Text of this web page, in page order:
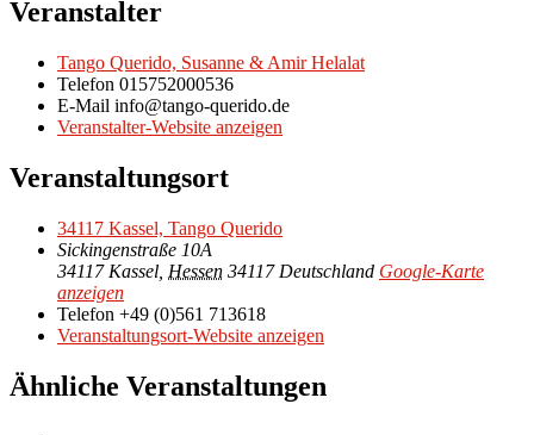
Veranstalter
Tango Querido, Susanne & Amir Helalat
Telefon 015752000536
E-Mail info@tango-querido.de
Veranstalter-Website anzeigen
Veranstaltungsort
34117 Kassel, Tango Querido
Sickingenstraße 10A
34117 Kassel Hessen 34117 Deutschland Google-Karte
anzeigen
Telefon +49 (0)561 713618
Veranstaltungsort-Website anzeigen
Ähnliche Veranstaltungen